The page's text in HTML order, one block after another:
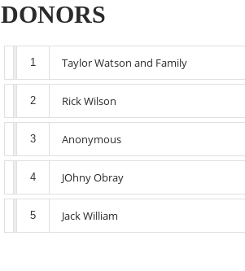
DONORS
1 Taylor Watson and Family
2 Rick Wilson
3 Anonymous
4 JOhny Obray
5 Jack William